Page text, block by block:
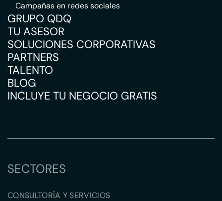
Campañas en redes sociales
GRUPO QDQ
TU ASESOR
SOLUCIONES CORPORATIVAS
PARTNERS
TALENTO
BLOG
INCLUYE TU NEGOCIO GRATIS
SECTORES
CONSULTORÍA Y SERVICIOS